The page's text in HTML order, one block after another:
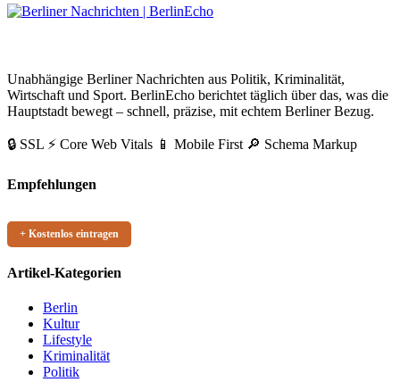
Unabhängige Berliner Nachrichten aus Politik, Kriminalität,
Wirtschaft und Sport. BerlinEcho berichtet täglich über das, was die
Hauptstadt bewegt – schnell, präzise, mit echtem Berliner Bezug.
🔒 SSL ⚡ Core Web Vitals 📱 Mobile First 🔎 Schema Markup
Empfehlungen
+ Kostenlos eintragen
Artikel-Kategorien
Berlin
Kultur
Lifestyle
Kriminalität
Politik